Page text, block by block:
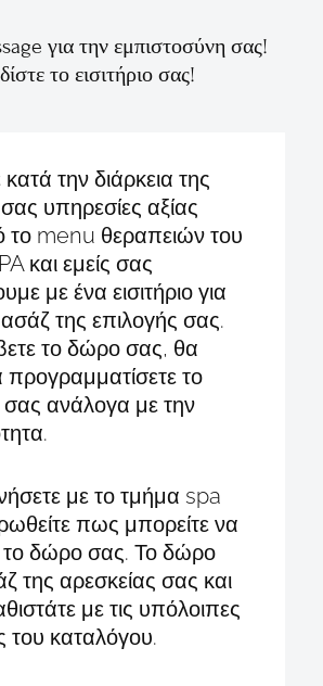
για την εμπιστοσύνη σας!
το εισιτήριο σας!
κατά την διάρκεια της
υπηρεσίες αξίας
menu θεραπειών του
και εμείς σας
με ένα εισιτήριο για
της επιλογής σας.
το δώρο σας, θα
προγραμματίσετε το
ανάλογα με την
με το τμήμα spa
πως μπορείτε να
το δώρο σας. Το δώρο
της αρεσκείας σας και
με τις υπόλοιπες
του καταλόγου.